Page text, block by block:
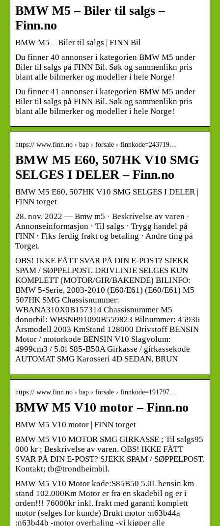
BMW M5 – Biler til salgs –
Finn.no
BMW M5 – Biler til salgs | FINN Bil
Du finner 40 annonser i kategorien BMW M5 under
Biler til salgs på FINN Bil. Søk og sammenlikn pris
blant alle bilmerker og modeller i hele Norge!
Du finner 41 annonser i kategorien BMW M5 under
Biler til salgs på FINN Bil. Søk og sammenlikn pris
blant alle bilmerker og modeller i hele Norge!
https:// www.finn.no › bap › forsale › finnkode=243719…
BMW M5 E60, 507HK V10 SMG
SELGES I DELER – Finn.no
BMW M5 E60, 507HK V10 SMG SELGES I DELER |
FINN torget
28. nov. 2022 — Bmw m5 · Beskrivelse av varen ·
Annonseinformasjon · Til salgs · Trygg handel på
FINN · Fiks ferdig frakt og betaling · Andre ting på
Torget.
OBS! IKKE FÅTT SVAR PÅ DIN E-POST? SJEKK
SPAM / SØPPELPOST. DRIVLINJE SELGES KUN
KOMPLETT (MOTOR/GIR/BAKENDE) BILINFO:
BMW 5-Serie, 2003-2010 (E60/E61) (E60/E61) M5
507HK SMG Chassisnummer:
WBANA310X0B157314 Chassisnummer M5
donorbil: WBSNB91090B559823 Bilnummer: 45936
Årsmodell 2003 KmStand 128000 Drivstoff BENSIN
Motor / motorkode BENSIN V10 Slagvolum:
4999cm3 / 5.0l S85-B50A Girkasse / girkassekode
AUTOMAT SMG Karosseri 4D SEDAN, BRUN
https:// www.finn.no › bap › forsale › finnkode=191797…
BMW M5 V10 motor – Finn.no
BMW M5 V10 motor | FINN torget
BMW M5 V10 MOTOR SMG GIRKASSE ; Til salgs95
000 kr ; Beskrivelse av varen. OBS! IKKE FÅTT
SVAR PÅ DIN E-POST? SJEKK SPAM / SØPPELPOST.
Kontakt; tb@trondheimbil.
BMW M5 V10 Motor kode:S85B50 5.0L bensin km
stand 102.000Km Motor er fra en skadebil og er i
orden!!! 76000kr inkl. frakt med garanti komplett
motor (selges for kunde) Brukt motor :n63b44a
:n63b44b -motor overhaling -vi kjøper alle